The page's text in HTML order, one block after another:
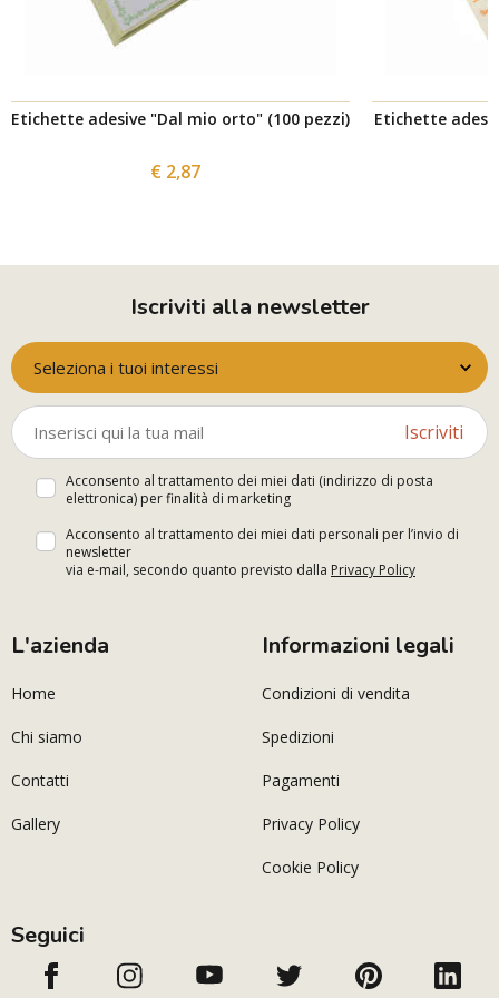
Etichette adesive "Dal mio orto" (100 pezzi)
€ 2,87
Etichette
Iscriviti alla newsletter
Seleziona i tuoi interessi
Iscriviti
Acconsento al trattamento dei miei dati (indirizzo di posta
elettronica) per finalità di marketing
Acconsento al trattamento dei miei dati personali per l’invio di
newsletter
via e-mail, secondo quanto previsto dalla Privacy Policy
L'azienda
Home
Chi siamo
Contatti
Gallery
Informazioni legali
Condizioni di vendita
Spedizioni
Pagamenti
Privacy Policy
Cookie Policy
Seguici